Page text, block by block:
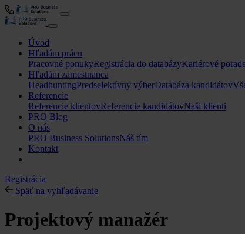
Úvod
Hľadám prácu
Pracovné ponukyRegistrácia do databázyKariérové
Hľadám zamestnanca
HeadhuntingPredselektívny výberDatabáza kandidátov
Referencie
Referencie klientovReferencie kandidátovNaši klienti
PRO Blog
O nás
PRO Business SolutionsNáš tím
Kontakt
Registrácia
Späť na vyhľadávanie
Projektový manažér